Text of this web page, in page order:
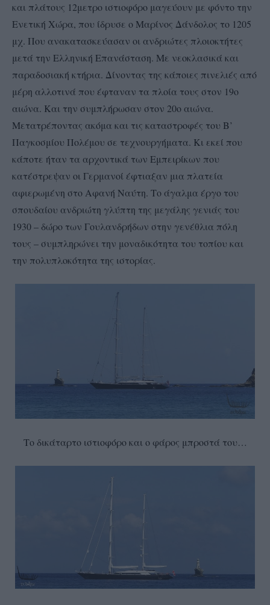
και πλάτους 12μετρο ιστιοφόρο μαγεύουν με φόντο την
Ενετική Χώρα, που ίδρυσε ο Μαρίνος Δάνδολος το 1205
μχ. Που ανακατασκεύασαν οι ανδριώτες πλοιοκτήτες
μετά την Ελληνική Επανάσταση. Με νεοκλασικά και
παραδοσιακή κτήρια. Δίνοντας της κάποιες πινελιές από
μέρη αλλοτινά που έφταναν τα πλοία τους στον 19ο
αιώνα. Και την συμπλήρωσαν στον 20ο αιώνα.
Μετατρέποντας ακόμα και τις καταστροφές του Β’
Παγκοσμίου Πολέμου σε τεχνουργήματα. Κι εκεί που
κάποτε ήταν τα αρχοντικά των Εμπειρίκων που
κατέστρεψαν οι Γερμανοί έφτιαξαν μια πλατεία
αφιερωμένη στο Αφανή Ναύτη. Το άγαλμα έργο του
σπουδαίου ανδριώτη γλύπτη της μεγάλης γενιάς του
1930 – δώρο των Γουλανδρήδων στην γενέθλια πόλη
τους – συμπληρώνει την μοναδικότητα του τοπίου και
την πολυπλοκότητα της ιστορίας.
Το δικάταρτο ιστιοφόρο και ο φάρος μπροστά του…